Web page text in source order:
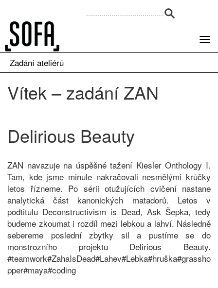
Zadání ateliérů
Vítek – zadání ZAN
Delirious Beauty
ZAN navazuje na úspěšné tažení Kiesler Onthology I.
Tam, kde jsme minule nakračovali nesmělými krůčky
letos řízneme. Po sérii otužujících cvičení nastane
analytická část kanonických matadorů. Letos v
podtitulu Deconstructivism is Dead, Ask Šepka, tedy
budeme zkoumat i rozdíl mezi lebkou a lahví. Následně
sebereme poslední zbytky sil a pustíme se do
monstrozního projektu Delirious Beauty.
#teamwork#ZahaIsDead#Lahev#Lebka#hruška#grassho
pper#maya#coding